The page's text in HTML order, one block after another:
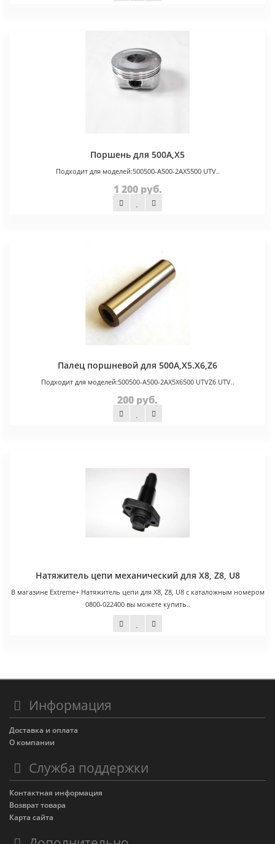
Поршень для 500A,X5
Подходит для моделей:500500-A500-2AX5500 UTV..
1 200 руб.
Палец поршневой для 500A,X5.X6,Z6
Подходит для моделей:500500-A500-2AX5X6500 UTVZ6 UTV..
200 руб.
Натяжитель цепи механический для X8, Z8, U8
В магазине Extreme+ Натяжитель цепи для X8, Z8, U8 с каталожным номером
0800-022400 вы можете купить..
900 руб.
Информация
Доставка и оплата
О компании
Служба поддержки
Контактная информация
Возврат товара
Карта сайта